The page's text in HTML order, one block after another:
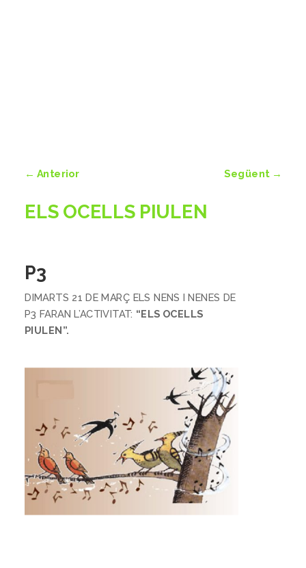
← Anterior Següent→
ELS OCELLS PIULEN
P3
DIMARTS 21 DE MARÇ ELS NENS I NENES DE
P3 FARAN L’ACTIVITAT: “ELS OCELLS
PIULEN”.